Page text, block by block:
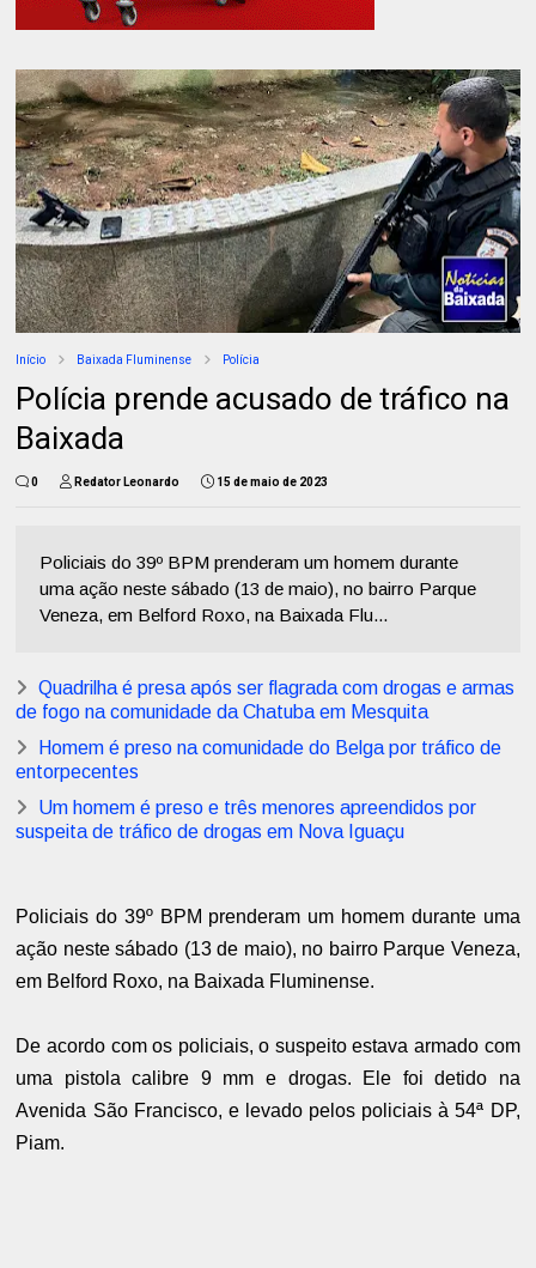
Início Baixada Fluminense Polícia
Polícia prende acusado de tráfico na
Baixada
0 Redator Leonardo 15 de maio de 2023
Policiais do 39º BPM prenderam um homem durante
uma ação neste sábado (13 de maio), no bairro Parque
Veneza, em Belford Roxo, na Baixada Flu...
Quadrilha é presa após ser flagrada com drogas e armas
de fogo na comunidade da Chatuba em Mesquita
Homem é preso na comunidade do Belga por tráfico de
entorpecentes
Um homem é preso e três menores apreendidos por
suspeita de tráfico de drogas em Nova Iguaçu
Policiais do 39º BPM prenderam um homem durante uma
ação neste sábado (13 de maio), no bairro Parque Veneza,
em Belford Roxo, na Baixada Fluminense.
De acordo com os policiais, o suspeito estava armado com
uma pistola calibre 9 mm e drogas. Ele foi detido na
Avenida São Francisco, e levado pelos policiais à 54ª DP,
Piam.